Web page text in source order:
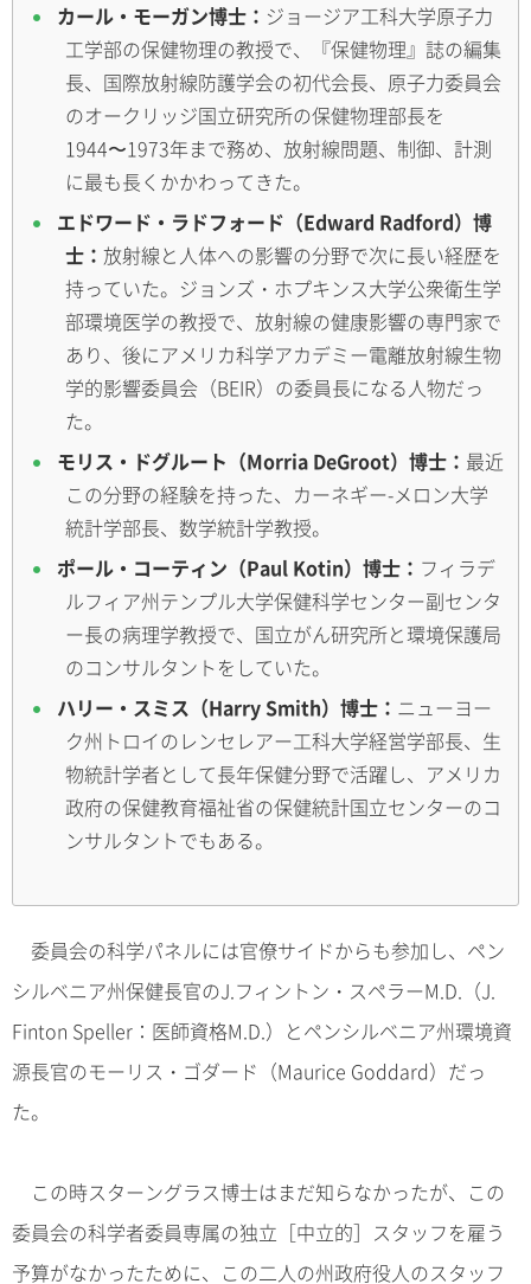
カール・モーガン博士： ジョージア工科大学原子力
工学部の保健物理の教授で、『保健物理』誌の編集
長、国際放射線防護学会の初代会長、原子力委員会
のオークリッジ国立研究所の保健物理部長を
1944〜1973年まで務め、放射線問題、制御、計測
に最も長くかかわってきた。
エドワード・ラドフォード（Edward Radford）博
士： 放射線と人体への影響の分野で次に長い経歴を
持っていた。ジョンズ・ホプキンス大学公衆衛生学
部環境医学の教授で、放射線の健康影響の専門家で
あり、後にアメリカ科学アカデミー電離放射線生物
学的影響委員会（BEIR）の委員長になる人物だっ
た。
モリス・ドグルート（Morria DeGroot）博士： 最近
この分野の経験を持った、カーネギー-メロン大学
統計学部長、数学統計学教授。
ポール・コーティン（Paul Kotin）博士： フィラデ
ルフィア州テンプル大学保健科学センター副センタ
ー長の病理学教授で、国立がん研究所と環境保護局
のコンサルタントをしていた。
ハリー・スミス（Harry Smith）博士： ニューヨー
ク州トロイのレンセレアー工科大学経営学部長、生
物統計学者として長年保健分野で活躍し、アメリカ
政府の保健教育福祉省の保健統計国立センターのコ
ンサルタントでもある。
委員会の科学パネルには官僚サイドからも参加し、ペン
シルベニア州保健長官のJ.フィントン・スペラーM.D.（J.
Finton Speller：医師資格M.D.）とペンシルベニア州環境資
源長官のモーリス・ゴダード（Maurice Goddard）だっ
た。
この時スターングラス博士はまだ知らなかったが、この
委員会の科学者委員専属の独立［中立的］スタッフを雇う
予算がなかったために、この二人の州政府役人のスタッフ